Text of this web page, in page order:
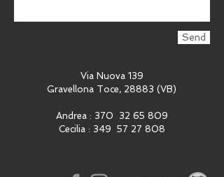
Send
Via Nuova 139
Gravellona Toce, 28883 (VB)
Andrea : 370 32 65 809
Cecilia : 349 57 27 808